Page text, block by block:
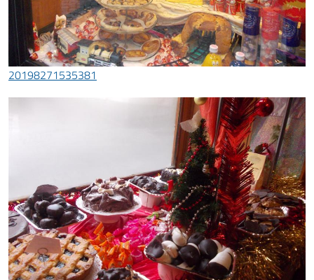
20198271535381